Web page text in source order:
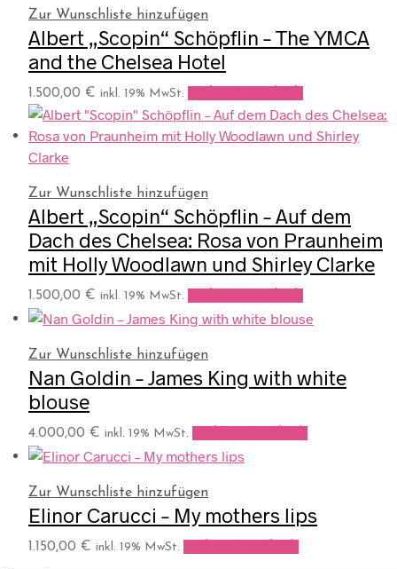
Zur Wunschliste hinzufügen
Albert „Scopin“ Schöpflin – The YMCA
and the Chelsea Hotel
1.500,00 € inkl. 19% MwSt.
Zur Wunschliste hinzufügen
Albert „Scopin“ Schöpflin – Auf dem
Dach des Chelsea: Rosa von Praunheim
mit Holly Woodlawn und Shirley Clarke
1.500,00 € inkl. 19% MwSt.
Zur Wunschliste hinzufügen
Nan Goldin – James King with white
blouse
4.000,00 € inkl. 19% MwSt.
Zur Wunschliste hinzufügen
Elinor Carucci – My mothers lips
1.150,00 € inkl. 19% MwSt.